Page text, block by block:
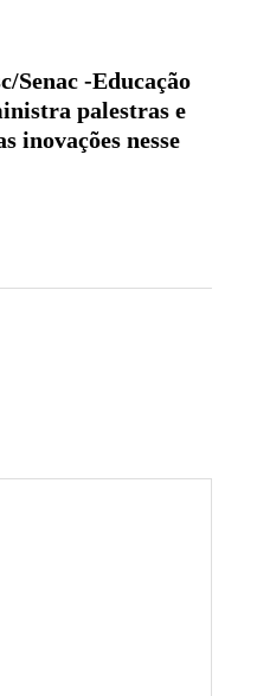
Senac -Educação
palestras e
inovações nesse